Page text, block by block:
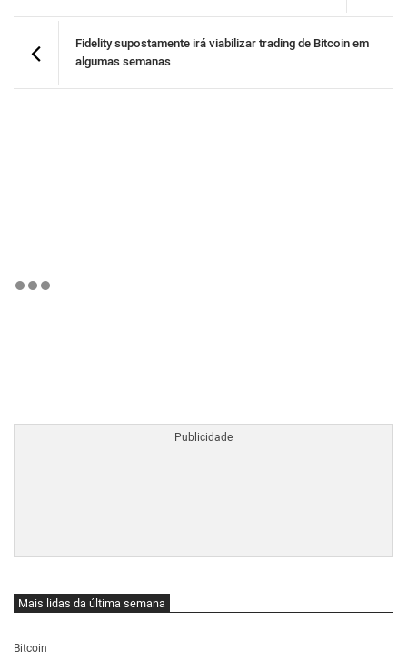
Fidelity supostamente irá viabilizar trading de Bitcoin em
algumas semanas
Mais lidas da última semana
Bitcoin